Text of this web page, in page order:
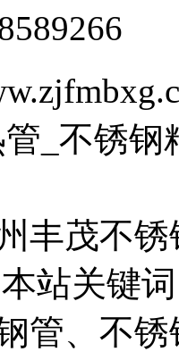
_不锈
丰茂不
本站关键
管、不